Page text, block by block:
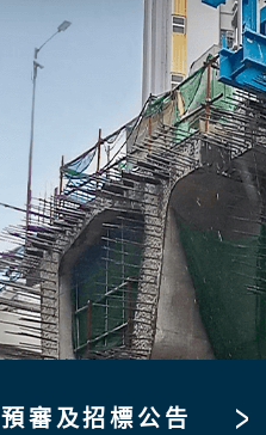
預審及招標公告